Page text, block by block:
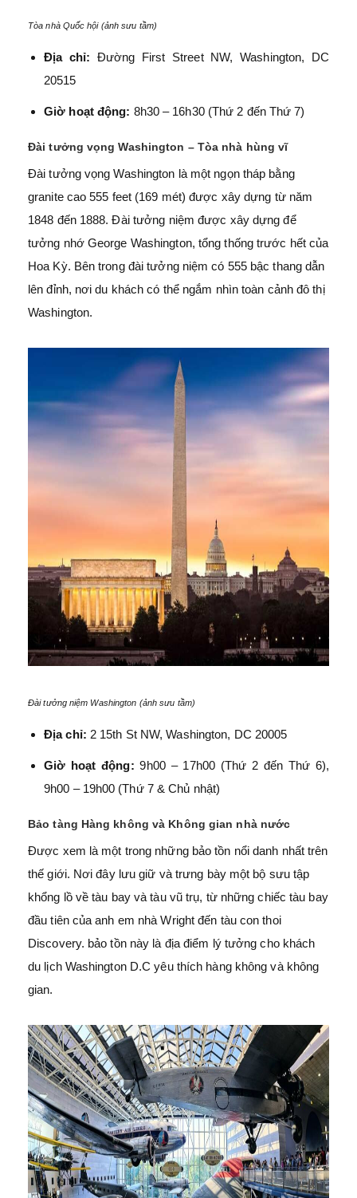
Tòa nhà Quốc hội (ảnh sưu tầm)
Địa chỉ: Đường First Street NW, Washington, DC
20515
Giờ hoạt động: 8h30 – 16h30 (Thứ 2 đến Thứ 7)
Đài tưởng vọng Washington – Tòa nhà hùng vĩ
Đài tưởng vọng Washington là một ngọn tháp bằng
granite cao 555 feet (169 mét) được xây dựng từ năm
1848 đến 1888. Đài tưởng niệm được xây dựng để
tưởng nhớ George Washington, tổng thống trước hết của
Hoa Kỳ. Bên trong đài tưởng niệm có 555 bậc thang dẫn
lên đỉnh, nơi du khách có thể ngắm nhìn toàn cảnh đô thị
Washington.
Đài tưởng niệm Washington (ảnh sưu tầm)
Địa chỉ: 2 15th St NW, Washington, DC 20005
Giờ hoạt động: 9h00 – 17h00 (Thứ 2 đến Thứ 6),
9h00 – 19h00 (Thứ 7 & Chủ nhật)
Bảo tàng Hàng không và Không gian nhà nước
Được xem là một trong những bảo tồn nổi danh nhất trên
thế giới. Nơi đây lưu giữ và trưng bày một bộ sưu tập
khổng lồ về tàu bay và tàu vũ trụ, từ những chiếc tàu bay
đầu tiên của anh em nhà Wright đến tàu con thoi
Discovery. bảo tồn này là địa điểm lý tưởng cho khách
du lịch Washington D.C yêu thích hàng không và không
gian.